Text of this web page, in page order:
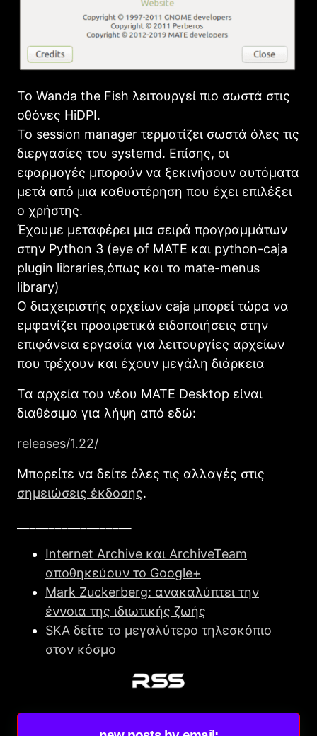
Το Wanda the Fish λειτουργεί πιο σωστά στις
οθόνες HiDPI.
Το session manager τερματίζει σωστά όλες τις
διεργασίες του systemd. Επίσης, οι
εφαρμογές μπορούν να ξεκινήσουν αυτόματα
μετά από μια καθυστέρηση που έχει επιλέξει
ο χρήστης.
Έχουμε μεταφέρει μια σειρά προγραμμάτων
στην Python 3 (eye of ΜATE και python-caja
plugin libraries,όπως και το mate-menus
library)
Ο διαχειριστής αρχείων caja μπορεί τώρα να
εμφανίζει προαιρετικά ειδοποιήσεις στην
επιφάνεια εργασία για λειτουργίες αρχείων
που τρέχουν και έχουν μεγάλη διάρκεια
Τα αρχεία του νέου ΜATE Desktop είναι
διαθέσιμα για λήψη από εδώ:
releases/1.22/
Μπορείτε να δείτε όλες τις αλλαγές στις
σημειώσεις έκδοσης.
Internet Archive και ArchiveTeam
αποθηκεύουν το Google+
Mark Zuckerberg: ανακαλύπτει την
έννοια της ιδιωτικής ζωής
SKA δείτε το μεγαλύτερο τηλεσκόπιο
στον κόσμο